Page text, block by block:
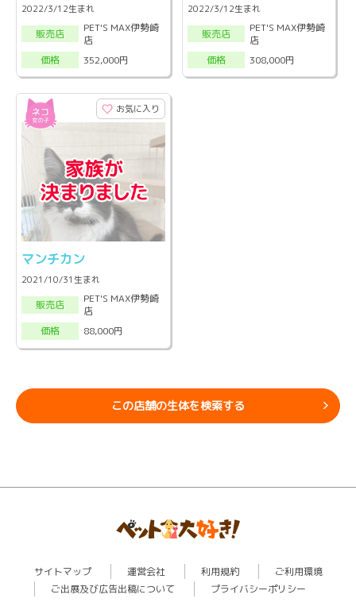
2022/3/12生まれ
販売店
PET'S MAX伊勢崎
店
価格
352,000円
2022/3/12生まれ
販売店
PET'S MAX伊勢崎
店
価格
308,000円
お気に入り
マンチカン
2021/10/31生まれ
販売店
PET'S MAX伊勢崎
店
価格
88,000円
この店舗の生体を検索する
サイトマップ 運営会社 利用規約
ご利用環境
ご出展及び広告出稿について
プライバシーポリシー